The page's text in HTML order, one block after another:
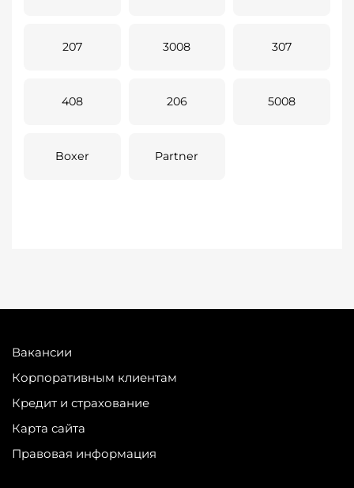
207 3008 307
408 206 5008
Boxer Partner
Вакансии
Корпоративным клиентам
Кредит и страхование
Карта сайта
Правовая информация